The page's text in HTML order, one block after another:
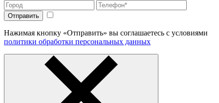
Нажимая кнопку «Отправить» вы соглашаетесь с условиями
политики обработки персональных данных